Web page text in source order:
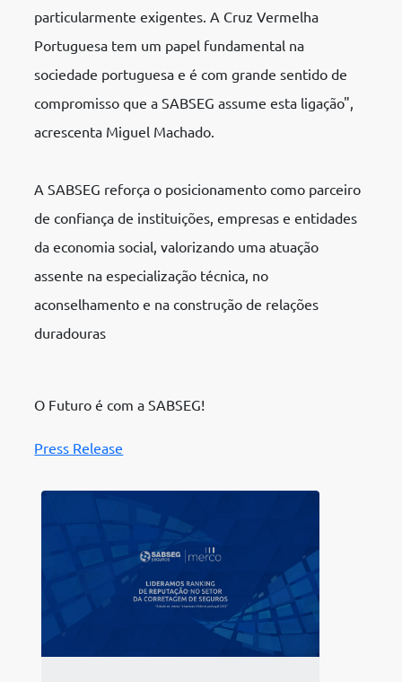
particularmente exigentes. A Cruz Vermelha
Portuguesa tem um papel fundamental na
sociedade portuguesa e é com grande sentido de
compromisso que a SABSEG assume esta ligação",
acrescenta Miguel Machado.
A SABSEG reforça o posicionamento como parceiro
de confiança de instituições, empresas e entidades
da economia social, valorizando uma atuação
assente na especialização técnica, no
aconselhamento e na construção de relações
duradouras
O Futuro é com a SABSEG!
Press Release